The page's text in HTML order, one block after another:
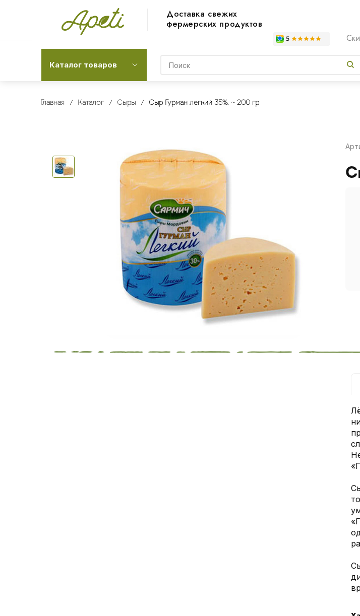
Доставка свежих
фермерских продуктов
Каталог товаров
Главная Каталог Сыры Сыр Гурман легкий 35%, ~ 200 гр